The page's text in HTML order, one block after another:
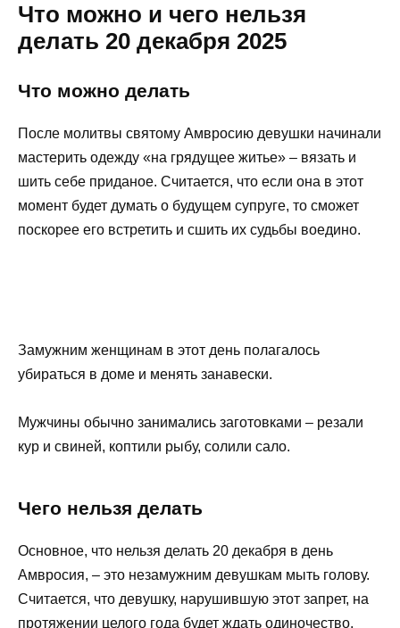
Что можно и чего нельзя
делать 20 декабря 2025
Что можно делать
После молитвы святому Амвросию девушки начинали
мастерить одежду «на грядущее житье» – вязать и
шить себе приданое. Считается, что если она в этот
момент будет думать о будущем супруге, то сможет
поскорее его встретить и сшить их судьбы воедино.
Замужним женщинам в этот день полагалось
убираться в доме и менять занавески.
Мужчины обычно занимались заготовками – резали
кур и свиней, коптили рыбу, солили сало.
Чего нельзя делать
Основное, что нельзя делать 20 декабря в день
Амвросия, – это незамужним девушкам мыть голову.
Считается, что девушку, нарушившую этот запрет, на
протяжении целого года будет ждать одиночество.